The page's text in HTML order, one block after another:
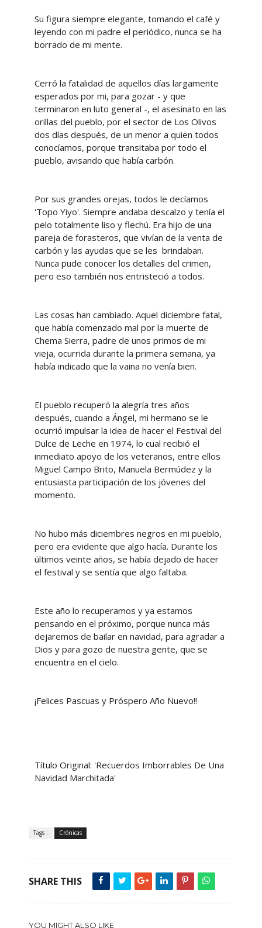
Su figura siempre elegante, tomando el café y
leyendo con mi padre el periódico, nunca se ha
borrado de mi mente.
Cerró la fatalidad de aquellos días largamente
esperados por mi, para gozar - y que
terminaron en luto general -, el asesinato en las
orillas del pueblo, por el sector de Los Olivos
dos días después, de un menor a quien todos
conocíamos, porque transitaba por todo el
pueblo, avisando que había carbón.
Por sus grandes orejas, todos le decíamos
'Topo Yiyo'. Siempre andaba descalzo y tenía el
pelo totalmente liso y flechú. Era hijo de una
pareja de forasteros, que vivían de la venta de
carbón y las ayudas que se les brindaban.
Nunca pude conocer los detalles del crimen,
pero eso también nos entristeció a todos.
Las cosas han cambiado. Aquel diciembre fatal,
que había comenzado mal por la muerte de
Chema Sierra, padre de unos primos de mi
vieja, ocurrida durante la primera semana, ya
había indicado que la vaina no venía bien.
El pueblo recuperó la alegría tres años
después, cuando a Ángel, mi hermano se le
ocurrió impulsar la idea de hacer el Festival del
Dulce de Leche en 1974, lo cual recibió el
inmediato apoyo de los veteranos, entre ellos
Miguel Campo Brito, Manuela Bermúdez y la
entusiasta participación de los jóvenes del
momento.
No hubo más diciembres negros en mi pueblo,
pero era evidente que algo hacía. Durante los
últimos veinte años, se había dejado de hacer
el festival y se sentía que algo faltaba.
Este año lo recuperamos y ya estamos
pensando en el próximo, porque nunca más
dejaremos de bailar en navidad, para agradar a
Dios y para gozo de nuestra gente, que se
encuentra en el cielo.
¡Felices Pascuas y Próspero Año Nuevo!!
Título Original: 'Recuerdos Imborrables De Una
Navidad Marchitada'
Tags : Crónicas
SHARE THIS
YOU MIGHT ALSO LIKE